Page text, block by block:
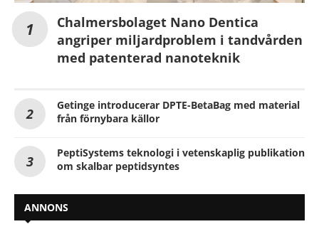
Chalmersbolaget Nano Dentica
angriper miljardproblem i tandvården
med patenterad nanoteknik
Getinge introducerar DPTE-BetaBag med material
från förnybara källor
PeptiSystems teknologi i vetenskaplig publikation
om skalbar peptidsyntes
ANNONS